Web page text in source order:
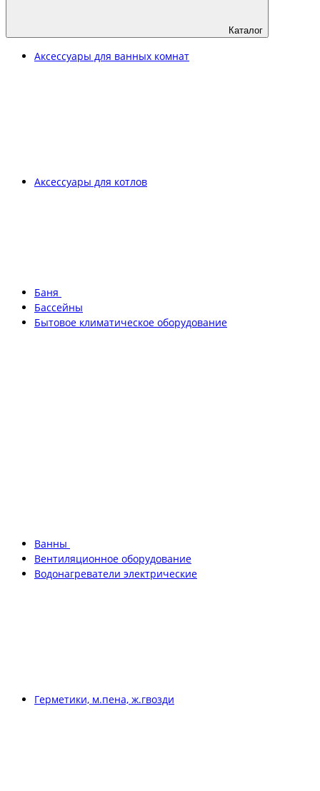
Каталог
Аксессуары для ванных комнат
Аксессуары для котлов
Баня
Бассейны
Бытовое климатическое оборудование
Ванны
Вентиляционное оборудование
Водонагреватели электрические
Герметики, м.пена, ж.гвозди